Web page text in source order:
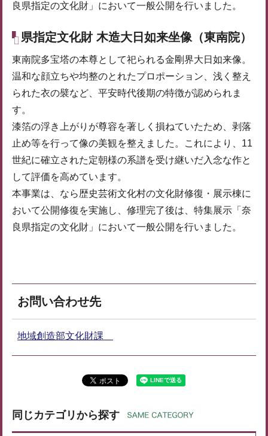
良県指定の文化財」において一般公開を行いました。
県指定文化財 木造大日如来坐像（東南院）
東南院多宝塔の本尊として祀られる金剛界大日如来像。
温和な顔立ちや均整のとれたプロポーション、浅く整え
られた衣の襞など、平安時代後期の特徴が認められま
す。
漆箔の浮き上がりが尊容を著しく損ねていたため、剥落
止め等を行って像の美観を整えました。これにより、11
世紀に確立された定朝様の系譜を受け継いだ入念な作と
して評価を高めています。
本事業は、なら歴史芸術文化村の文化財修復・展示棟に
おいて公開修復を実施し、修理完了後は、特集展示「奈
良県指定の文化財」において一般公開を行いました。
お問い合わせ先
地域創造部文化財課
同じカテゴリから探す